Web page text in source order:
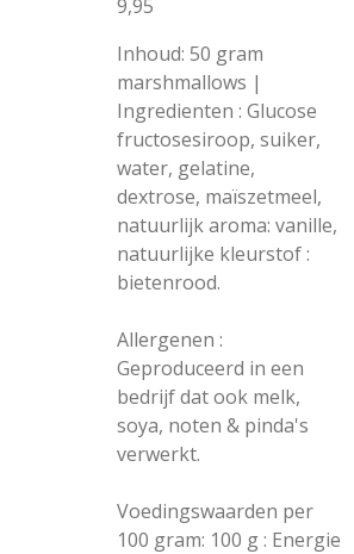
9,95
Inhoud: 50 gram
marshmallows |
Ingredienten : Glucose
fructosesiroop, suiker,
water, gelatine,
dextrose, maïszetmeel,
natuurlijk aroma: vanille,
natuurlijke kleurstof :
bietenrood.
Allergenen :
Geproduceerd in een
bedrijf dat ook melk,
soya, noten & pinda's
verwerkt.
Voedingswaarden per
100 gram: 100 g : Energie